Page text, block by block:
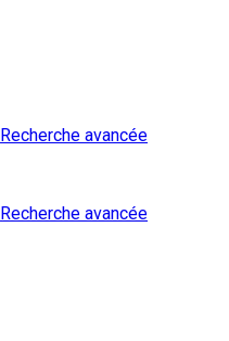
Recherche avancée
Recherche avancée